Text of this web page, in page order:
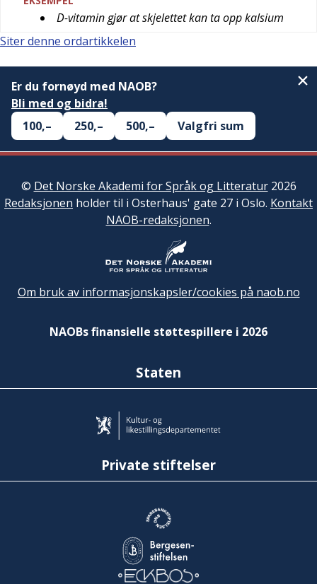
D-vitamin gjør at skjelettet kan ta opp kalsium
Siter denne ordartikkelen
Er du fornøyd med NAOB?
Bli med og bidra!
100,–
250,– 500,– Valgfri sum
© Det Norske Akademi for Språk og Litteratur2026
Redaksjonen holder til i Osterhaus' gate 27 i Oslo. Kontakt
NAOB-redaksjonen.
Om bruk av informasjonskapsler/cookies på naob.no
NAOBs finansielle støttespillere i 2026
Staten
Private stiftelser